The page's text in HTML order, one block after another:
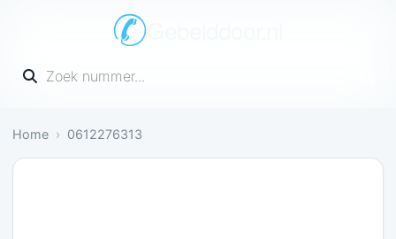
Gebelddoor.nl
Vul een telefoonnummer in
Home 0612276313